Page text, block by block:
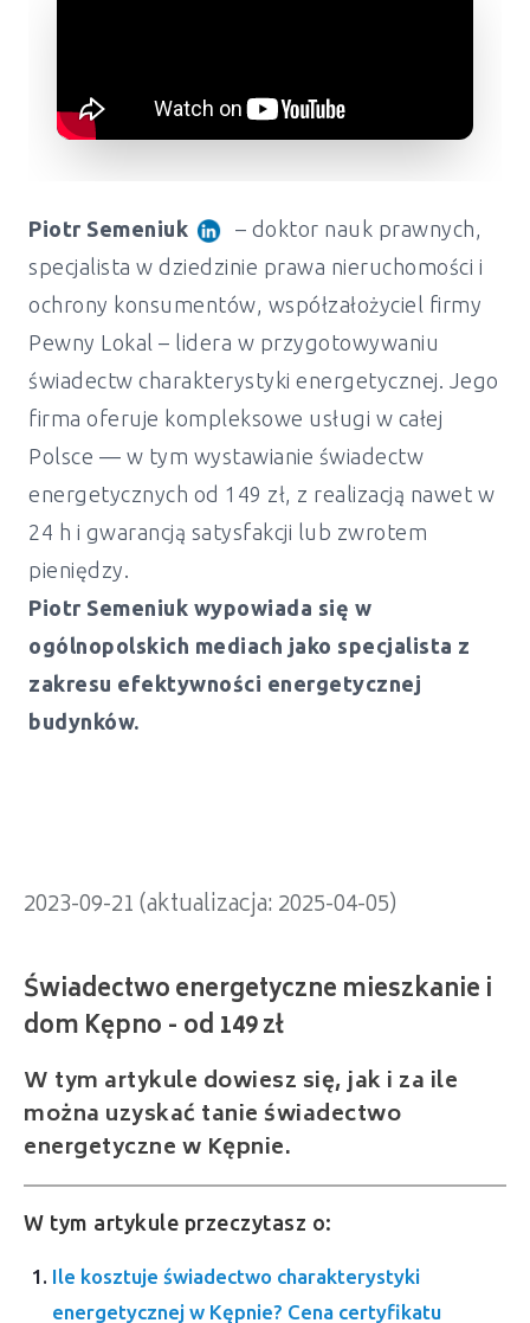
Piotr Semeniuk
– doktor nauk prawnych,
specjalista w dziedzinie prawa nieruchomości i
ochrony konsumentów, współzałożyciel firmy
Pewny Lokal – lidera w przygotowywaniu
świadectw charakterystyki energetycznej. Jego
firma oferuje kompleksowe usługi w całej
Polsce — w tym wystawianie świadectw
energetycznych od 149 zł, z realizacją nawet w
24 h i gwarancją satysfakcji lub zwrotem
pieniędzy.
Piotr Semeniuk wypowiada się w
ogólnopolskich mediach jako specjalista z
zakresu efektywności energetycznej
budynków.
2023-09-21 (aktualizacja: 2025-04-05)
Świadectwo energetyczne mieszkanie i
W tym artykule dowiesz się, jak i za ile
można uzyskać tanie świadectwo
energetyczne w Kępnie.
W tym artykule przeczytasz o:
Ile kosztuje świadectwo charakterystyki
energetycznej w Kępnie? Cena certyfikatu